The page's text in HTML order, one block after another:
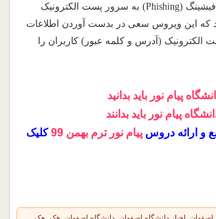
هجومی از حملات فیشینگ (Phishing) به سرور پست الکترونیک
که این ویروس سعی در بدست آوردن اطلاعات
الکترونیک (آدرس و کلمه عبور) کاربران را
پیام نور باید بدانید
پیام نور باید بدانند
و ارائه دروس پیام نور ترم بهمن 99
کلیک